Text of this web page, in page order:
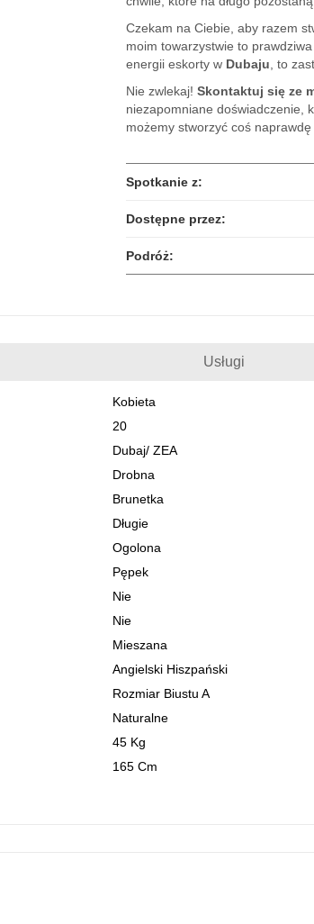
Czekam na Ciebie, aby razem
moim towarzystwie to
energii eskorty w Dubaju , to
Nie zwlekaj! Skontaktuj się ze
niezapomniane doświadczenie,
możemy stworzyć coś
Spotkanie z:
Dostępne przez:
Podróż:
Usługi
Kobieta
20
Dubaj/ ZEA
Drobna
Brunetka
Długie
Ogolona
Pępek
Nie
Nie
Mieszana
Angielski Hiszpański
Rozmiar Biustu A
Naturalne
45 Kg
165 Cm